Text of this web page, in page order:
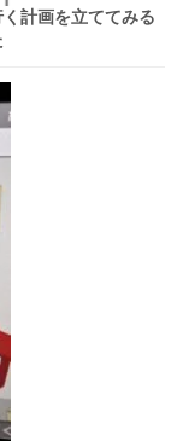
計画を立ててみる